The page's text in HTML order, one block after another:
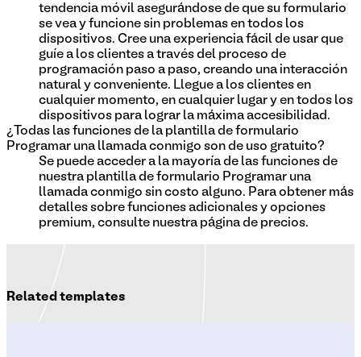
tendencia móvil asegurándose de que su formulario
se vea y funcione sin problemas en todos los
dispositivos. Cree una experiencia fácil de usar que
guíe a los clientes a través del proceso de
programación paso a paso, creando una interacción
natural y conveniente. Llegue a los clientes en
cualquier momento, en cualquier lugar y en todos los
dispositivos para lograr la máxima accesibilidad.
¿Todas las funciones de la plantilla de formulario
Programar una llamada conmigo son de uso gratuito?
Se puede acceder a la mayoría de las funciones de
nuestra plantilla de formulario Programar una
llamada conmigo sin costo alguno. Para obtener más
detalles sobre funciones adicionales y opciones
premium, consulte nuestra página de precios.
Related templates